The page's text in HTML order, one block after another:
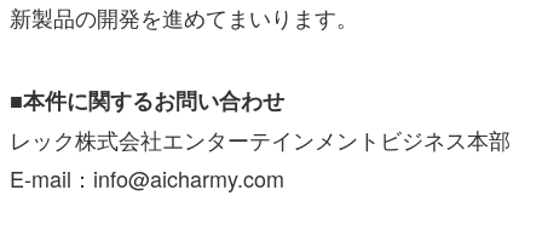
新製品の開発を進めてまいります。
■本件に関するお問い合わせ
レック株式会社エンターテインメントビジネス本部
E-mail：info@aicharmy.com